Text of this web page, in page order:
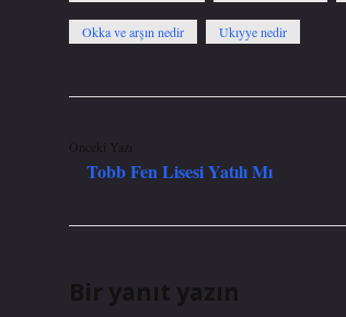
Okka ve arşın nedir Ukıyye nedir
Önceki Yazı
Tobb Fen Lisesi Yatılı Mı
Bir yanıt yazın